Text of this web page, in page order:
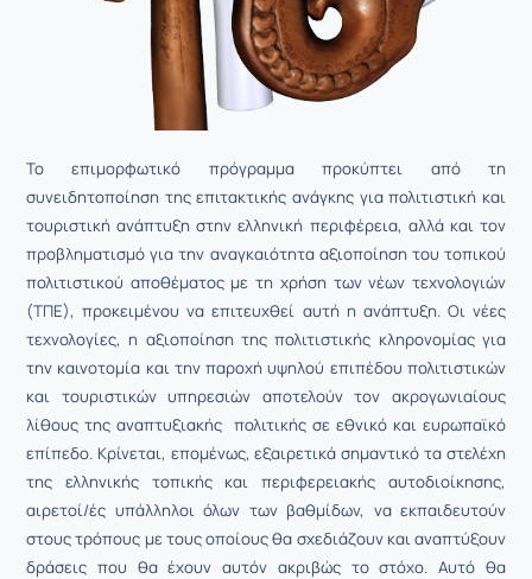
Το επιμορφωτικό πρόγραμμα προκύπτει από τη
συνειδητοποίηση της επιτακτικής ανάγκης για πολιτιστική και
τουριστική ανάπτυξη στην ελληνική περιφέρεια, αλλά και τον
προβληματισμό για την αναγκαιότητα αξιοποίηση του τοπικού
πολιτιστικού αποθέματος με τη χρήση των νέων τεχνολογιών
(ΤΠΕ), προκειμένου να επιτευχθεί αυτή η ανάπτυξη. Οι νέες
τεχνολογίες, η αξιοποίηση της πολιτιστικής κληρονομίας για
την καινοτομία και την παροχή υψηλού επιπέδου πολιτιστικών
και τουριστικών υπηρεσιών αποτελούν τον ακρογωνιαίους
λίθους της αναπτυξιακής πολιτικής σε εθνικό και ευρωπαϊκό
επίπεδο. Κρίνεται, επομένως, εξαιρετικά σημαντικό τα στελέχη
της ελληνικής τοπικής και περιφερειακής αυτοδιοίκησης,
αιρετοί/ές υπάλληλοι όλων των βαθμίδων, να εκπαιδευτούν
στους τρόπους με τους οποίους θα σχεδιάζουν και αναπτύξουν
δράσεις που θα έχουν αυτόν ακριβώς το στόχο. Αυτό θα